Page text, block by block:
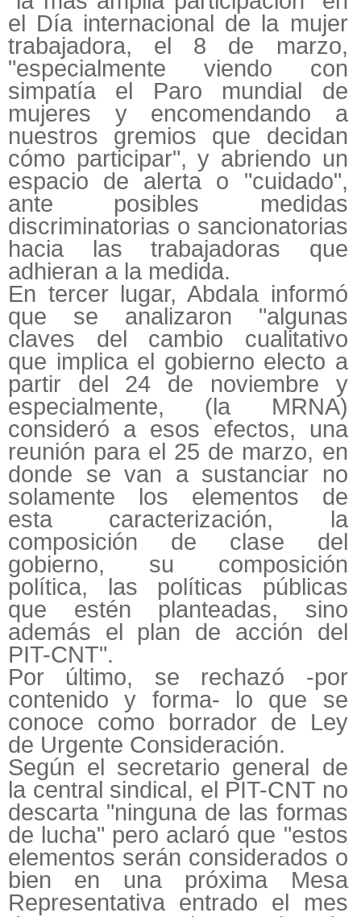
el Día internacional de la mujer
trabajadora, el 8 de marzo,
"especialmente viendo con
simpatía el Paro mundial de
mujeres y encomendando a
nuestros gremios que decidan
cómo participar", y abriendo un
espacio de alerta o "cuidado",
ante posibles medidas
discriminatorias o sancionatorias
hacia las trabajadoras que
adhieran a la medida.
En tercer lugar, Abdala informó
que se analizaron "algunas
claves del cambio cualitativo
que implica el gobierno electo a
partir del 24 de noviembre y
especialmente, (la MRNA)
consideró a esos efectos, una
reunión para el 25 de marzo, en
donde se van a sustanciar no
solamente los elementos de
esta caracterización, la
composición de clase del
gobierno, su composición
política, las políticas públicas
que estén planteadas, sino
además el plan de acción del
PIT-CNT".
Por último, se rechazó -por
contenido y forma- lo que se
conoce como borrador de Ley
de Urgente Consideración.
Según el secretario general de
la central sindical, el PIT-CNT no
descarta "ninguna de las formas
de lucha" pero aclaró que "estos
elementos serán considerados o
bien en una próxima Mesa
Representativa entrado el mes